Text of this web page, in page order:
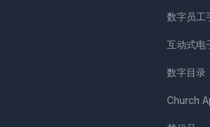
数字员工
互动式电
数字目录
Church